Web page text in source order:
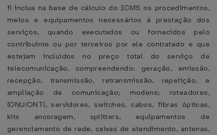
f) inclua na base de cálculo do ICMS os procedimentos,
meios e equipamentos necessários à prestação dos
serviços, quando executados ou fornecidos pelo
contribuinte ou por terceiros por ele contratado e que
estejam incluídos no preço total do serviço de
telecomunicação, compreendendo: geração, emissão,
recepção, transmissão, retransmissão, repetição, e
ampliação de comunicação; modens; roteadores,
(ONU/ONT), servidores, switches, cabos, fibras ópticas,
kits ancoragem, splitters, equipamentos de
gerenciamento de rede, caixas de atendimento, antenas,